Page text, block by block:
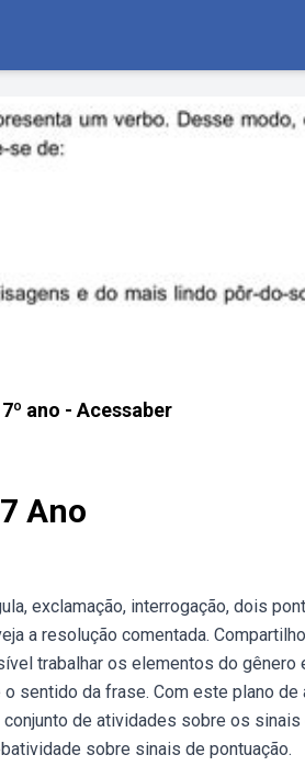
ano - Acessaber
Ano
exclamação, interrogação, dois
a resolução comentada.
trabalhar os elementos do gênero
sentido da frase. Com este plano de
de atividades sobre os sinais
sobre sinais de pontuação.